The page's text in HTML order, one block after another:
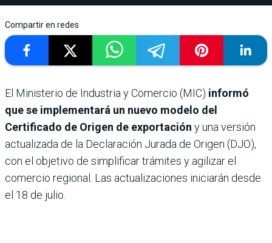
Compartir en redes
El Ministerio de Industria y Comercio (MIC) informó
que se implementará un nuevo modelo del
Certificado de Origen de exportación y una versión
actualizada de la Declaración Jurada de Origen (DJO),
con el objetivo de simplificar trámites y agilizar el
comercio regional. Las actualizaciones iniciarán desde
el 18 de julio.